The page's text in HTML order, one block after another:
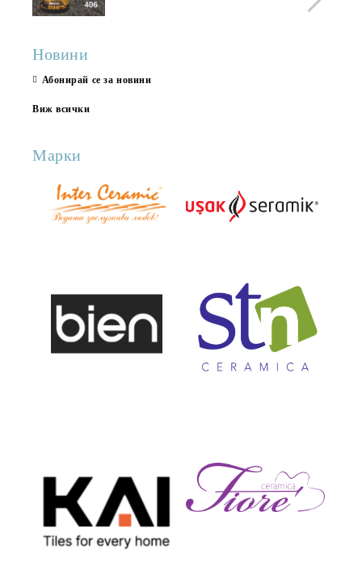
Новини
Абонирай се за новини
Виж всички
Марки